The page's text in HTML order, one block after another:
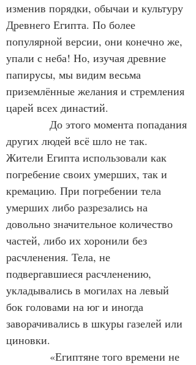
изменив порядки, обычаи и культуру
Древнего Египта. По более
популярной версии, они конечно же,
упали с неба! Но, изучая древние
папирусы, мы видим весьма
приземлённые желания и стремления
царей всех династий.
До этого момента попадания
других людей всё шло не так.
Жители Египта использовали как
погребение своих умерших, так и
кремацию. При погребении тела
умерших либо разрезались на
довольно значительное количество
частей, либо их хоронили без
расчленения. Тела, не
подвергавшиеся расчленению,
укладывались в могилах на левый
бок головами на юг и иногда
заворачивались в шкуры газелей или
циновки.
«Египтяне того времени не